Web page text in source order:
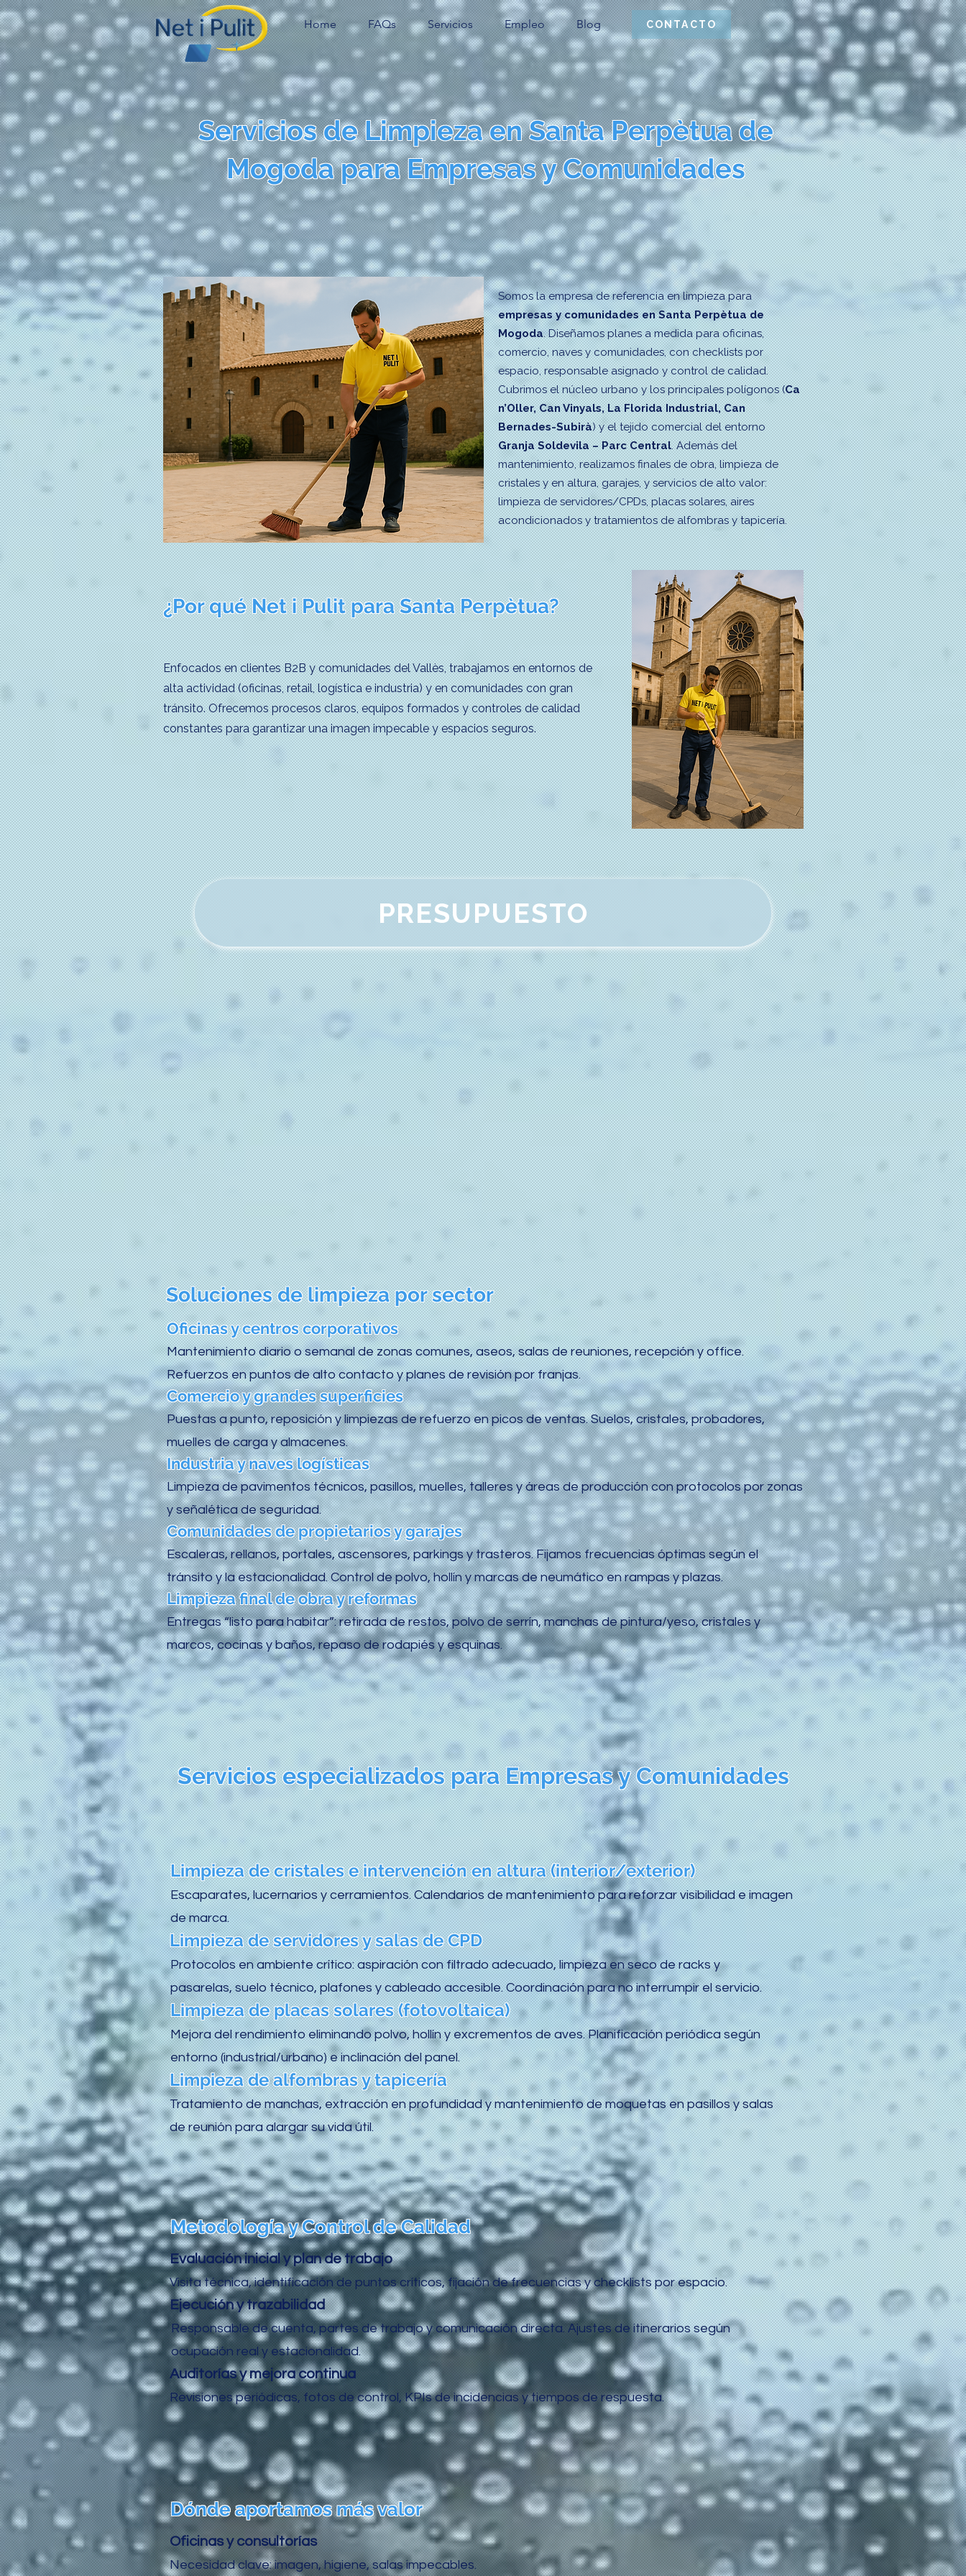
Home FAQs Servicios Empleo Blog CONTACTO
Servicios de Limpieza en Santa Perpètua de
Mogoda para Empresas y Comunidades
Somos la empresa de referencia en limpieza para
empresas y comunidades en Santa Perpètua de
Mogoda. Diseñamos planes a medida para oficinas,
comercio, naves y comunidades, con checklists por
espacio, responsable asignado y control de calidad.
Cubrimos el núcleo urbano y los principales polígonos (Ca
n’Oller, Can Vinyals, La Florida Industrial, Can
Bernades-Subirà) y el tejido comercial del entorno
Granja Soldevila – Parc Central. Además del
mantenimiento, realizamos finales de obra, limpieza de
cristales y en altura, garajes, y servicios de alto valor:
limpieza de servidores/CPDs, placas solares, aires
acondicionados y tratamientos de alfombras y tapicería.
¿Por qué Net i Pulit para Santa Perpètua?
Enfocados en clientes B2B y comunidades del Vallès, trabajamos en entornos de
alta actividad (oficinas, retail, logística e industria) y en comunidades con gran
tránsito. Ofrecemos procesos claros, equipos formados y controles de calidad
constantes para garantizar una imagen impecable y espacios seguros.
PRESUPUESTO
Soluciones de limpieza por sector
Oficinas y centros corporativos
Mantenimiento diario o semanal de zonas comunes, aseos, salas de reuniones, recepción y office.
Refuerzos en puntos de alto contacto y planes de revisión por franjas.
Comercio y grandes superficies
Puestas a punto, reposición y limpiezas de refuerzo en picos de ventas. Suelos, cristales, probadores,
muelles de carga y almacenes.
Industria y naves logísticas
Limpieza de pavimentos técnicos, pasillos, muelles, talleres y áreas de producción con protocolos por zonas
y señalética de seguridad.
Comunidades de propietarios y garajes
Escaleras, rellanos, portales, ascensores, parkings y trasteros. Fijamos frecuencias óptimas según el
tránsito y la estacionalidad. Control de polvo, hollín y marcas de neumático en rampas y plazas.
Limpieza final de obra y reformas
Entregas “listo para habitar”: retirada de restos, polvo de serrín, manchas de pintura/yeso, cristales y
marcos, cocinas y baños, repaso de rodapiés y esquinas.
Servicios especializados para Empresas y Comunidades
Limpieza de cristales e intervención en altura (interior/exterior)
Escaparates, lucernarios y cerramientos. Calendarios de mantenimiento para reforzar visibilidad e imagen
de marca.
Limpieza de servidores y salas de CPD
Protocolos en ambiente crítico: aspiración con filtrado adecuado, limpieza en seco de racks y
pasarelas, suelo técnico, plafones y cableado accesible. Coordinación para no interrumpir el servicio.
Limpieza de placas solares (fotovoltaica)
Mejora del rendimiento eliminando polvo, hollín y excrementos de aves. Planificación periódica según
entorno (industrial/urbano) e inclinación del panel.
Limpieza de alfombras y tapicería
Tratamiento de manchas, extracción en profundidad y mantenimiento de moquetas en pasillos y salas
de reunión para alargar su vida útil.
Metodología y Control de Calidad
Evaluación inicial y plan de trabajo
Visita técnica, identificación de puntos críticos, fijación de frecuencias y checklists por espacio.
Ejecución y trazabilidad
Responsable de cuenta, partes de trabajo y comunicación directa. Ajustes de itinerarios según
ocupación real y estacionalidad.
Auditorías y mejora continua
Revisiones periódicas, fotos de control, KPIs de incidencias y tiempos de respuesta.
Dónde aportamos más valor
Oficinas y consultorías
Necesidad clave: imagen, higiene, salas impecables.